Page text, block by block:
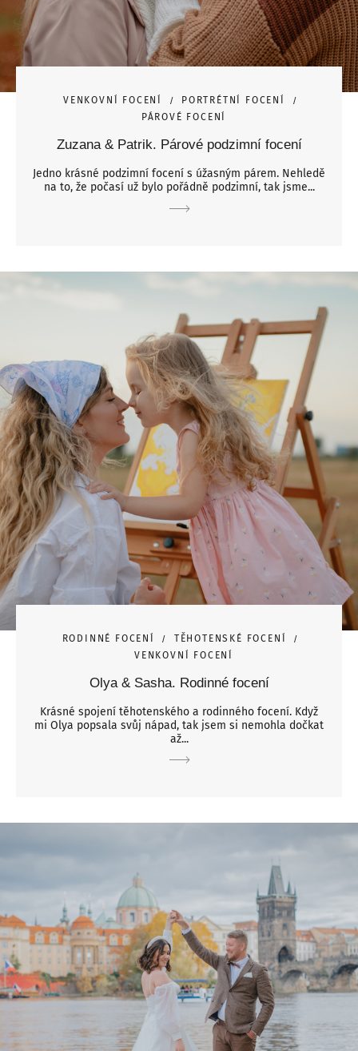
VENKOVNÍ FOCENÍ
PORTRÉTNÍ FOCENÍ
PÁROVÉ FOCENÍ
Zuzana & Patrik. Párové podzimní focení
Jedno krásné podzimní focení s úžasným párem. Nehledě
na to, že počasí už bylo pořádně podzimní, tak jsme...
RODINNÉ FOCENÍ
TĚHOTENSKÉ FOCENÍ
VENKOVNÍ FOCENÍ
Olya & Sasha. Rodinné focení
Krásné spojení těhotenského a rodinného focení. Když
mi Olya popsala svůj nápad, tak jsem si nemohla dočkat
až...